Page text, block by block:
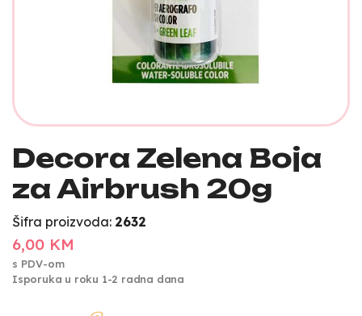
Decora Zelena Boja
za Airbrush 20g
Šifra proizvoda: 2632
6,00 KM
s PDV-om
Isporuka u roku 1-2 radna dana